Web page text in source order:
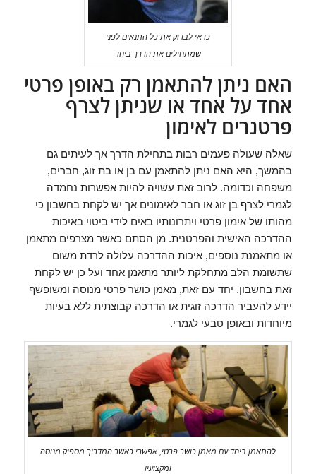
כדאי לבדוק את כל התנאים לפני
שמתחילים את הדרך ביחד
האם ניתן להתאמן רק באופן פרטי
אחד על אחד או שניתן לצרף
פרטנרים לאימון
שאלה שעולה פעמים רבות בתחילת הדרך אך לעיתים גם
בהמשך, היא האם ניתן להתאמן עם בן או בת זוג, חברים,
משפחה וכדומה. לרוב זאת עשויה להיות אפשרות נחמדה
לגמרי לצרף בן זוג או חבר לאימונים אך יש לקחת בחשבון כי
מהותו של אימון פרטי ויתרונותיו באים לידי ביטוי באיכות
ההדרכה האישית והפרטנית. מן הסתם כאשר מצרפים מתאמן
או מתאמנת נוספים, איכות ההדרכה עלולה לרדת משום
שתשומת הלב מתחלקת ליותר מתאמן אחד ועל כן יש לקחת
זאת בחשבון. יחד עם זאת, מאמן כושר פרטי מנוסה ומשופשף
יידע להעביר הדרכה זוגית או הדרכה קבוצתית ללא בעיות
מיוחדות ובאופן טבעי לגמרי.
להתאמן ביחד עם מאמן כושר פרטי, אפשרי כאשר המדריך מספיק מנוסה
ומקצועי!